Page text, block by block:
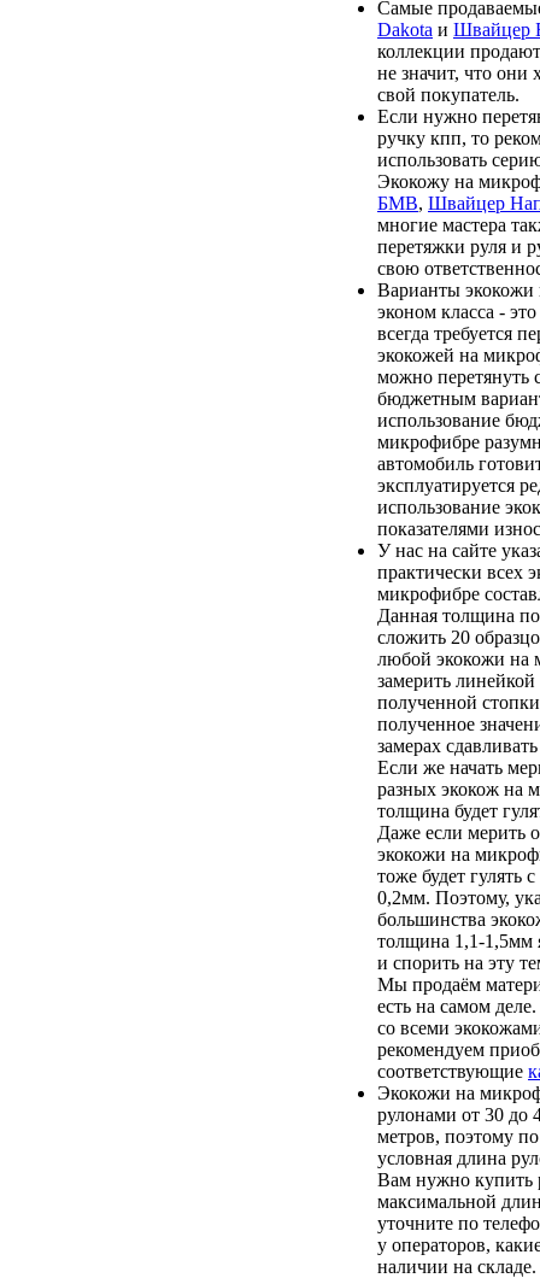
Самые
Dakota и Швайцер
коллекции
не значит, что
свой покупатель.
Если нужно
ручку кпп, то
использовать
Экокожу на
БМВ, Швайцер
многие мастера
перетяжки руля и
свою
Варианты
эконом класса - это
всегда требуется
экокожей на
можно перетянуть
бюджетным
использование
микрофибре
автомобиль
эксплуатируется
использование
показателями
У нас на сайте
практически всех
микрофибре
Данная толщина
сложить 20
любой экокожи на
замерить
полученной
полученное
замерах
Если же начать
разных экокож на
толщина будет
Даже если мерить
экокожи на
тоже будет гулять
0,2мм. Поэтому,
большинства
толщина 1,1-1,5мм
и спорить на эту
Мы продаём
есть на самом
со всеми
рекомендуем
соответствующие
Экокожи на
рулонами от 30 до
метров, поэтому
условная длина
Вам нужно купить
максимальной
уточните по
у операторов,
наличии на складе.